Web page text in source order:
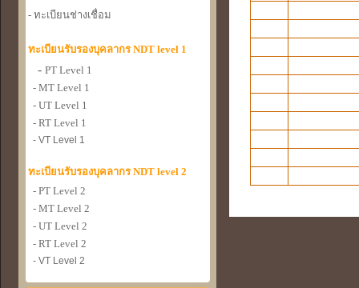
- ทะเบียนช่างเชื่อม
ทะเบียนรับรองบุคลากร NDT level 1
- PT Level 1
- MT Level 1
- UT Level 1
- RT Level 1
- VT Level 1
ทะเบียนรับรองบุคลากร NDT level 2
- PT Level 2
- MT Level 2
- UT Level 2
- RT Level 2
- VT Level 2